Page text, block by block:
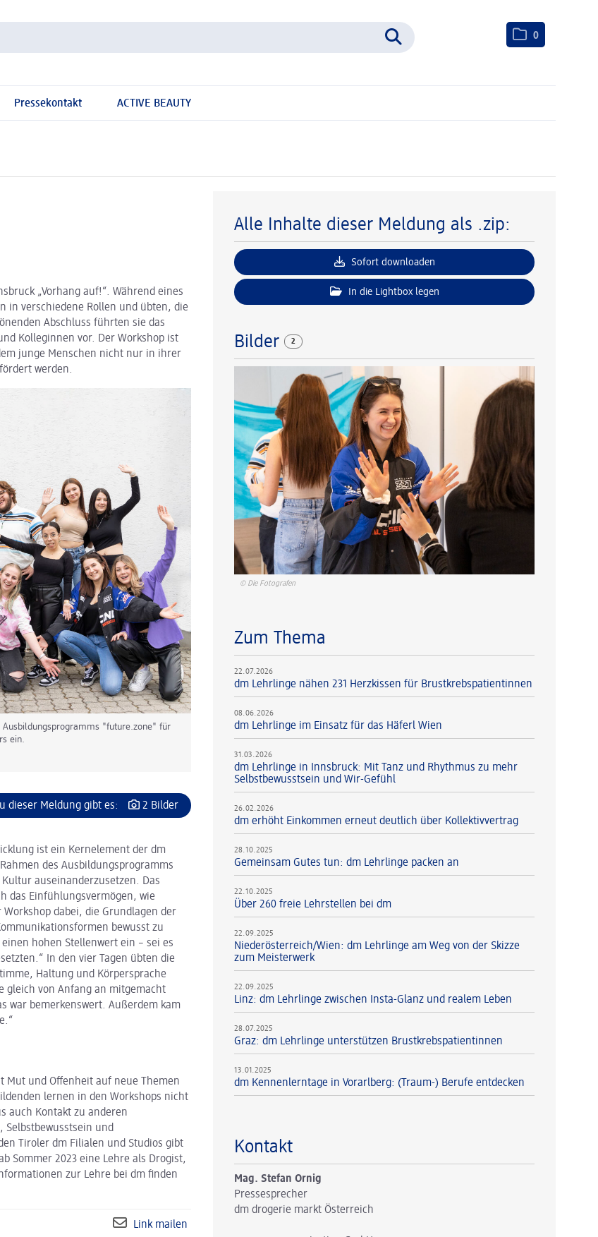
0
Pressekontakt ACTIVE BEAUTY
„Vorhang auf!“. Während eines
in verschiedene Rollen und übten, die
Abschluss führten sie das
Kolleginnen vor. Der Workshop ist
junge Menschen nicht nur in ihrer
werden.
"future.zone" für
ein.
dieser Meldung gibt es: 2 Bilder
ist ein Kernelement der dm
des Ausbildungsprogramms
auseinanderzusetzen. Das
das Einfühlungsvermögen, wie
dabei, die Grundlagen der
bewusst zu
hohen Stellenwert ein – sei es
In den vier Tagen übten die
Haltung und Körpersprache
gleich von Anfang an mitgemacht
war bemerkenswert. Außerdem kam
Mut und Offenheit auf neue Themen
lernen in den Workshops nicht
auch Kontakt zu anderen
Selbstbewusstsein und
Tiroler dm Filialen und Studios gibt
Sommer 2023 eine Lehre als Drogist,
zur Lehre bei dm finden
Link mailen
Alle Inhalte dieser Meldung als .zip:
Sofort downloaden
In die Lightbox legen
Bilder 2
© Die Fotografen
Zum Thema
22.07.2026
dm Lehrlinge nähen 231 Herzkissen für Brustkrebspatientinnen
08.06.2026
dm Lehrlinge im Einsatz für das Häferl Wien
31.03.2026
dm Lehrlinge in Innsbruck: Mit Tanz und Rhythmus zu mehr
Selbstbewusstsein und Wir-Gefühl
26.02.2026
dm erhöht Einkommen erneut deutlich über Kollektivvertrag
28.10.2025
Gemeinsam Gutes tun: dm Lehrlinge packen an
22.10.2025
Über 260 freie Lehrstellen bei dm
22.09.2025
Niederösterreich/Wien: dm Lehrlinge am Weg von der Skizze
zum Meisterwerk
22.09.2025
Linz: dm Lehrlinge zwischen Insta-Glanz und realem Leben
28.07.2025
Graz: dm Lehrlinge unterstützen Brustkrebspatientinnen
13.01.2025
dm Kennenlerntage in Vorarlberg: (Traum-) Berufe entdecken
Kontakt
Mag. Stefan Ornig
Pressesprecher
dm drogerie markt Österreich